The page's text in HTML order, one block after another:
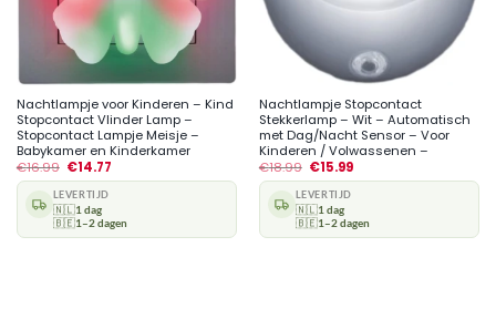
Nachtlampje voor Kinderen – Kind
Stopcontact Vlinder Lamp –
Stopcontact Lampje Meisje –
Babykamer en Kinderkamer
€16.99 €14.77
LEVERTIJD
🇳🇱1 dag
🇧🇪1–2 dagen
Nachtlampje Stopcontact
Stekkerlamp – Wit – Automatisch
met Dag/Nacht Sensor – Voor
Kinderen / Volwassenen –
€18.99 €15.99
LEVERTIJD
🇳🇱1 dag
🇧🇪1–2 dagen